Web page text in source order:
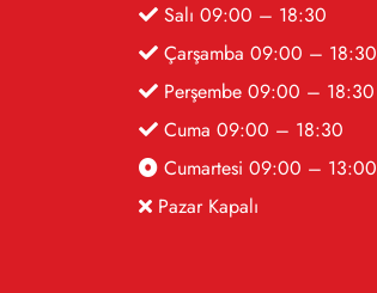
Salı 09:00 – 18:30
Çarşamba 09:00 – 18:30
Perşembe 09:00 – 18:30
Cuma 09:00 – 18:30
Cumartesi 09:00 – 13:00
Pazar Kapalı